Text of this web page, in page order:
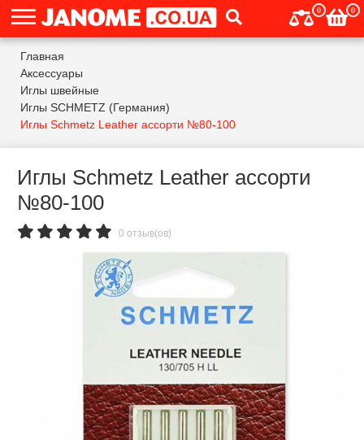
0 0
Главная
Аксессуары
Иглы швейные
Иглы SCHMETZ (Германия)
Иглы Schmetz Leather ассорти №80-100
Иглы Schmetz Leather ассорти
№80-100
0 отзыв(ов)